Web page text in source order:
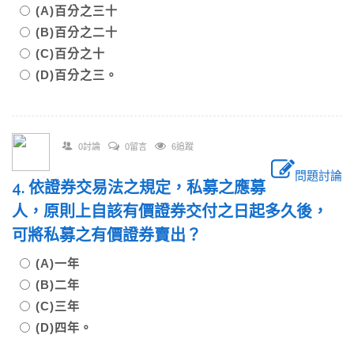
(A)百分之三十
(B)百分之二十
(C)百分之十
(D)百分之三。
0討論 0留言 6追蹤
問題討論
4. 依證券交易法之規定，私募之應募
人，原則上自該有價證券交付之日起多久後，
可將私募之有價證券賣出？
(A)一年
(B)二年
(C)三年
(D)四年。